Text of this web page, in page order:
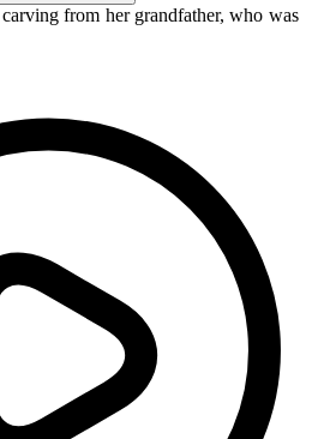
from her grandfather, who was